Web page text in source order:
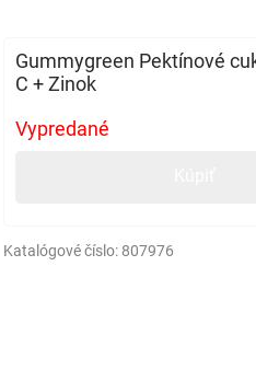
Gummygreen Pektínové
C + Zinok
Vypredané
Katalógové číslo: 807976